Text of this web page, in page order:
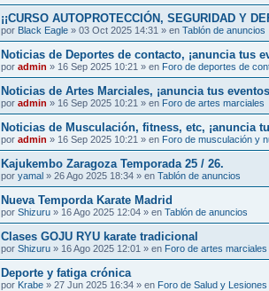
¡¡CURSO AUTOPROTECCIÓN, SEGURIDAD Y
por Black Eagle » 03 Oct 2025 14:31 » en Tablón de anuncios
Noticias de Deportes de contacto, ¡anuncia tus
por admin » 16 Sep 2025 10:21 » en Foro de deportes de
Noticias de Artes Marciales, ¡anuncia tus
por admin » 16 Sep 2025 10:21 » en Foro de artes marciales
Noticias de Musculación, fitness, etc, ¡anuncia
por admin » 16 Sep 2025 10:21 » en Foro de musculación y
Kajukembo Zaragoza Temporada 25 / 26.
por yamal » 26 Ago 2025 18:34 » en Tablón de anuncios
Nueva Temporda Karate Madrid
por Shizuru » 16 Ago 2025 12:04 » en Tablón de anuncios
Clases GOJU RYU karate tradicional
por Shizuru » 16 Ago 2025 12:01 » en Foro de artes marciales
Deporte y fatiga crónica
por Krabe » 27 Jun 2025 16:34 » en Foro de Salud y Lesiones